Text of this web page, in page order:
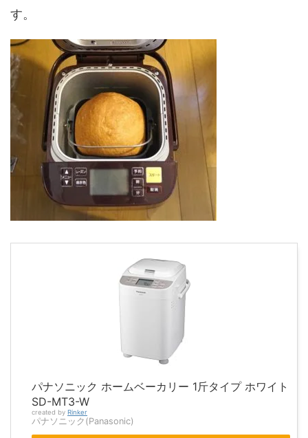
す。
パナソニック ホームベーカリー 1斤タイプ ホワイト
SD-MT3-W
created by Rinker
パナソニック(Panasonic)